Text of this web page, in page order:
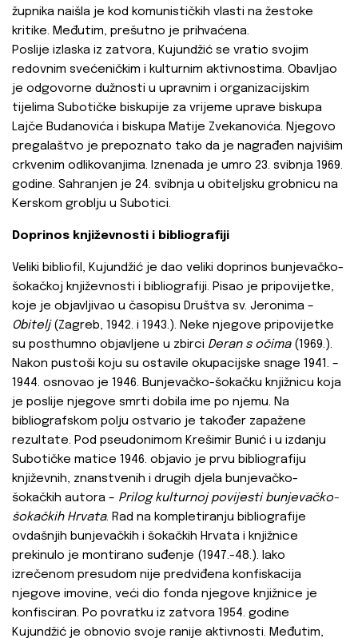
župnika naišla je kod komunističkih vlasti na žestoke
kritike. Međutim, prešutno je prihvaćena.
Poslije izlaska iz zatvora, Kujundžić se vratio svojim
redovnim svećeničkim i kulturnim aktivnostima. Obavljao
je odgovorne dužnosti u upravnim i organizacijskim
tijelima Subotičke biskupije za vrijeme uprave biskupa
Lajče Budanovića i biskupa Matije Zvekanovića. Njegovo
pregalaštvo je prepoznato tako da je nagrađen najvišim
crkvenim odlikovanjima. Iznenada je umro 23. svibnja 1969.
godine. Sahranjen je 24. svibnja u obiteljsku grobnicu na
Kerskom groblju u Subotici.
Doprinos književnosti i bibliografiji
Veliki bibliofil, Kujundžić je dao veliki doprinos bunjevačko-
šokačkoj književnosti i bibliografiji. Pisao je pripovijetke,
koje je objavljivao u časopisu Društva sv. Jeronima –
Obitelj(Zagreb, 1942. i 1943.). Neke njegove pripovijetke
su posthumno objavljene u zbirci Deran s očima(1969.).
Nakon pustoši koju su ostavile okupacijske snage 1941. –
1944. osnovao je 1946. Bunjevačko-šokačku knjižnicu koja
je poslije njegove smrti dobila ime po njemu. Na
bibliografskom polju ostvario je također zapažene
rezultate. Pod pseudonimom Krešimir Bunić i u izdanju
Subotičke matice 1946. objavio je prvu bibliografiju
književnih, znanstvenih i drugih djela bunjevačko-
šokačkih autora – Prilog kulturnoj povijesti bunjevačko-
šokačkih Hrvata. Rad na kompletiranju bibliografije
ovdašnjih bunjevačkih i šokačkih Hrvata i knjižnice
prekinulo je montirano suđenje (1947.-48.). Iako
izrečenom presudom nije predviđena konfiskacija
njegove imovine, veći dio fonda njegove knjižnice je
konfisciran. Po povratku iz zatvora 1954. godine
Kujundžić je obnovio svoje ranije aktivnosti. Međutim,